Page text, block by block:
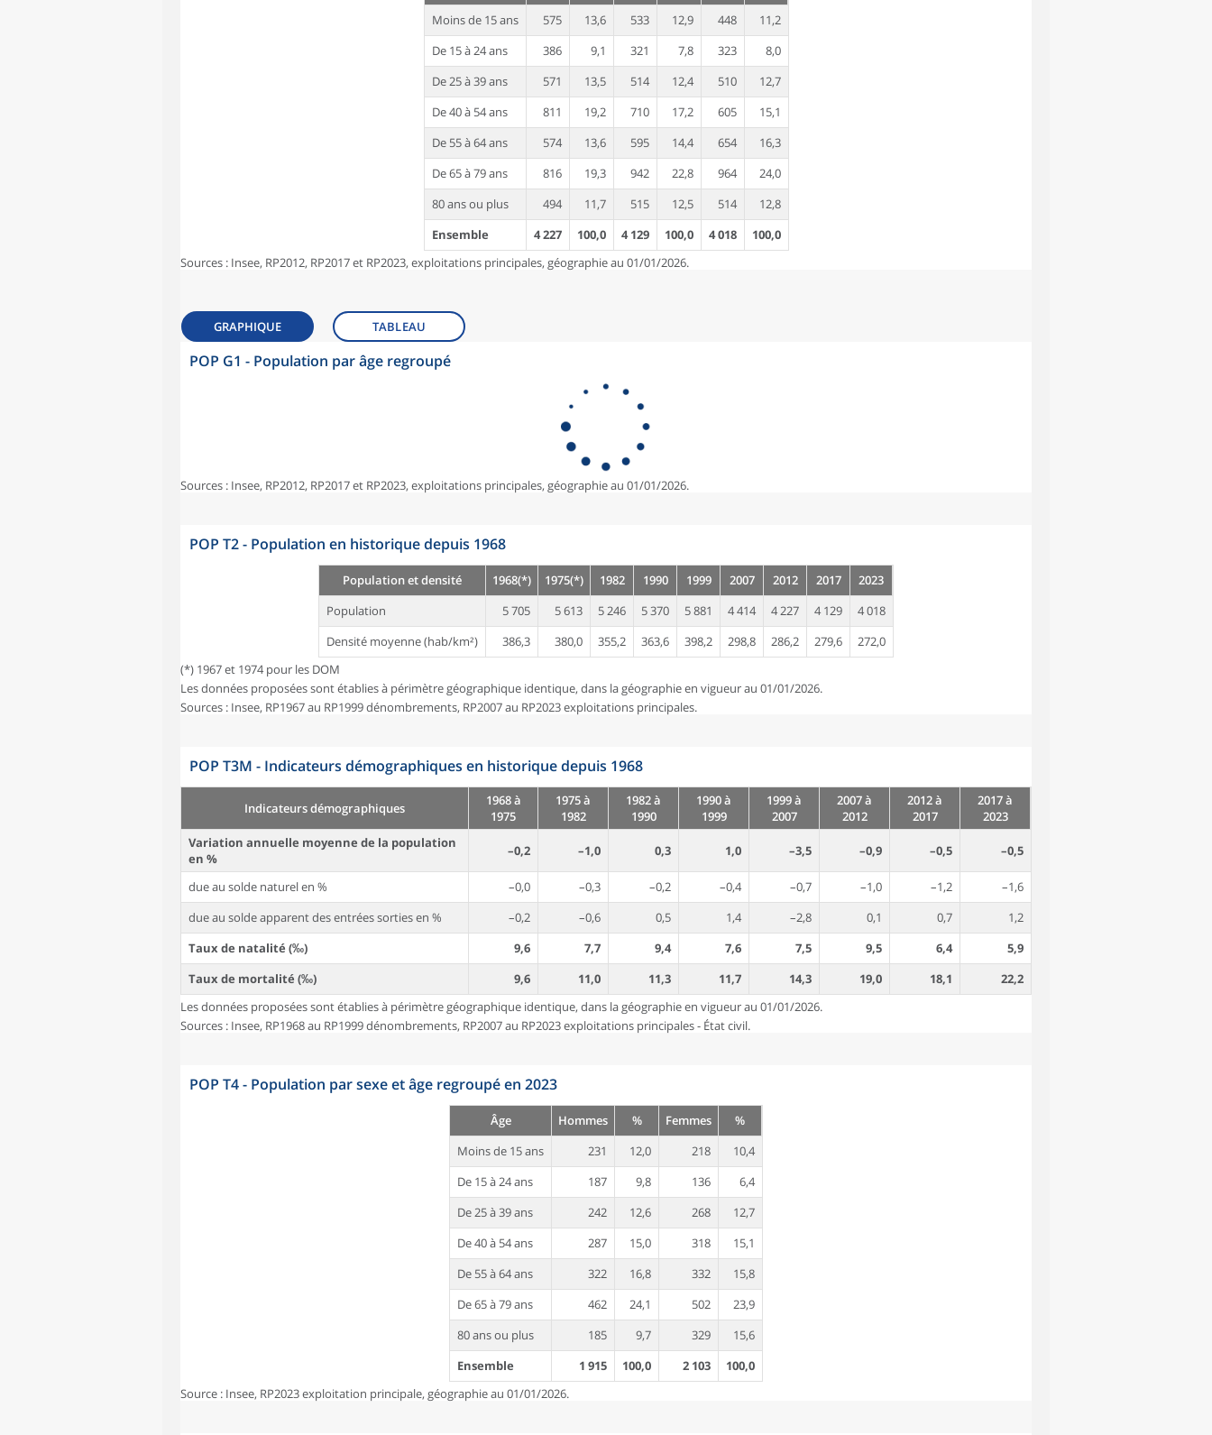
Moins de 15 ans
575 13,6 533 12,9 448
11,2
De 15 à 24 ans
386 9,1 321 7,8 323
8,0
De 25 à 39 ans
571 13,5 514 12,4 510
12,7
De 40 à 54 ans
811 19,2 710 17,2 605
15,1
De 55 à 64 ans
574 13,6 595 14,4 654
16,3
De 65 à 79 ans
816 19,3 942 22,8 964
24,0
80 ans ou plus
494 11,7 515 12,5 514
12,8
Ensemble
4 227 100,0 4 129 100,0 4 018
100,0
Sources : Insee, RP2012, RP2017 et RP2023, exploitations principales, géographie au 01/01/2026.
GRAPHIQUE TABLEAU
POP G1 - Population par âge regroupé
Sources : Insee, RP2012, RP2017 et RP2023, exploitations principales, géographie au 01/01/2026.
POP T2 - Population en historique depuis 1968
Population et densité 1968(*) 1975(*) 1982 1990 1999 2007 2012 2017
2023
Population
5 705 5 613 5 246 5 370 5 881 4 414 4 227 4 129
4 018
Densité moyenne (hab/km²)
386,3 380,0 355,2 363,6 398,2 298,8 286,2 279,6
272,0
(*) 1967 et 1974 pour les DOM
Les données proposées sont établies à périmètre géographique identique, dans la géographie en vigueur au 01/01/2026.
Sources : Insee, RP1967 au RP1999 dénombrements, RP2007 au RP2023 exploitations principales.
POP T3M - Indicateurs démographiques en historique depuis 1968
Indicateurs démographiques
1968 à
1975
1975 à
1982
1982 à
1990
1990 à
1999
1999 à
2007
2007 à
2012
2012 à
2017
2017 à
2023
Variation annuelle moyenne de la population
en %
–0,2 –1,0 0,3 1,0 –3,5 –0,9 –0,5 –0,5
due au solde naturel en % –0,0 –0,3 –0,2 –0,4 –0,7 –1,0 –1,2
–1,6
due au solde apparent des entrées sorties en %
–0,2 –0,6 0,5 1,4 –2,8 0,1 0,7
1,2
Taux de natalité (‰)
9,6 7,7 9,4 7,6 7,5 9,5 6,4
5,9
Taux de mortalité (‰)
9,6 11,0 11,3 11,7 14,3 19,0 18,1
22,2
Les données proposées sont établies à périmètre géographique identique, dans la géographie en vigueur au 01/01/2026.
Sources : Insee, RP1968 au RP1999 dénombrements, RP2007 au RP2023 exploitations principales - État civil.
POP T4 - Population par sexe et âge regroupé en 2023
Âge Hommes % Femmes
%
Moins de 15 ans
231 12,0 218
10,4
De 15 à 24 ans
187 9,8 136
6,4
De 25 à 39 ans
242 12,6 268
12,7
De 40 à 54 ans
287 15,0 318
15,1
De 55 à 64 ans
322 16,8 332
15,8
De 65 à 79 ans
462 24,1 502
23,9
80 ans ou plus
185 9,7 329
15,6
Ensemble
1 915 100,0 2 103
100,0
Source : Insee, RP2023 exploitation principale, géographie au 01/01/2026.